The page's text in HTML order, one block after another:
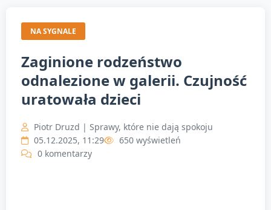
NA SYGNALE
Zaginione rodzeństwo
odnalezione w galerii. Czujność
uratowała dzieci
Piotr Druzd | Sprawy, które nie dają spokoju
05.12.2025, 11:29
650 wyświetleń
0 komentarzy